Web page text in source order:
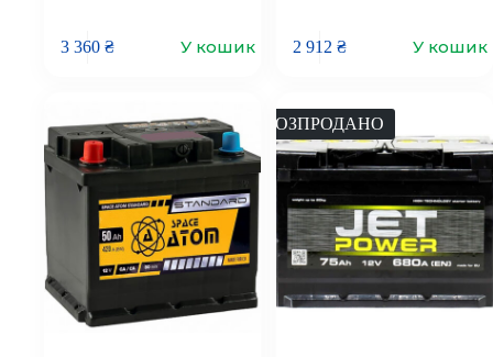
3 360 ₴ У кошик 2 912 ₴ У кошик
РОЗПРОДАНО